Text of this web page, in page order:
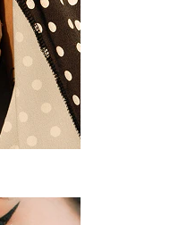
tråd och sten